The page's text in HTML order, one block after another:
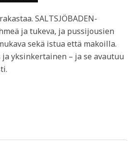
SALTSJÖBADEN-
ja tukeva, ja pussijousien
sekä istua että makoilla.
yksinkertainen – ja se avautuu